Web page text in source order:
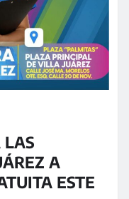
LAS
A
ESTE